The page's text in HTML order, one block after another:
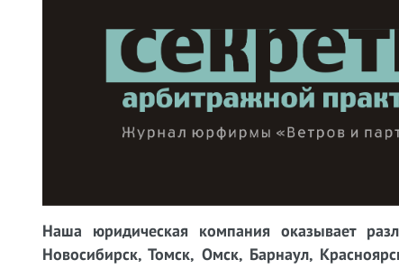
Наша юридическая компания оказывает
Новосибирск, Томск, Омск, Барнаул,